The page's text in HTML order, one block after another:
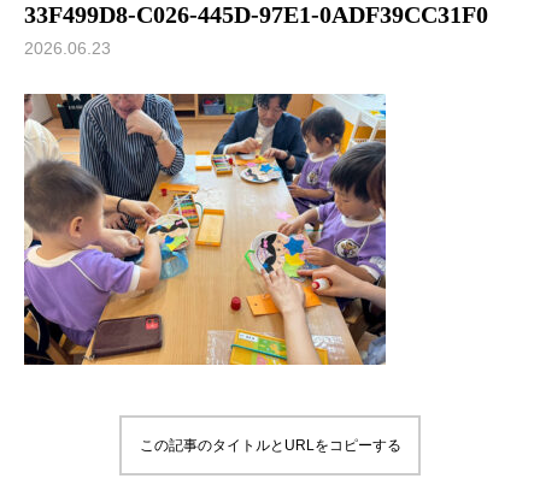
33F499D8-C026-445D-97E1-0ADF39CC31F0
2026.06.23
この記事のタイトルとURLをコピーする